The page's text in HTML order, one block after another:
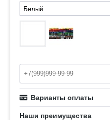
Варианты оплаты
Наши преимущества